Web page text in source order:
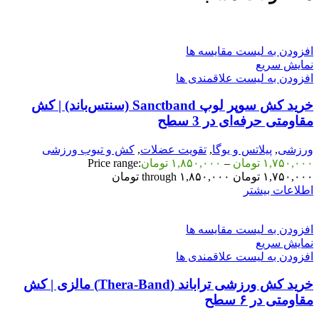
افزودن به لیست مقایسه ها
نمایش سریع
افزودن به لیست علاقمندی ها
خرید کش سوپر لوپ Sanctband (سنتس‌باند) | کش
مقاومتی حرفه‌ای در 3 سطح
ورزشی, پیلاتس و یوگا, تقویت عضلات, کش و تیوب ورزشی
۱,۷۵۰,۰۰۰ تومان – ۱,۸۵۰,۰۰۰ تومانPrice range:
۱,۷۵۰,۰۰۰ تومان through ۱,۸۵۰,۰۰۰ تومان
اطلاعات بیشتر
افزودن به لیست مقایسه ها
نمایش سریع
افزودن به لیست علاقمندی ها
خرید کش ورزشی تراباند (Thera-Band) مالزی | کش
مقاومتی در ۶ سطح